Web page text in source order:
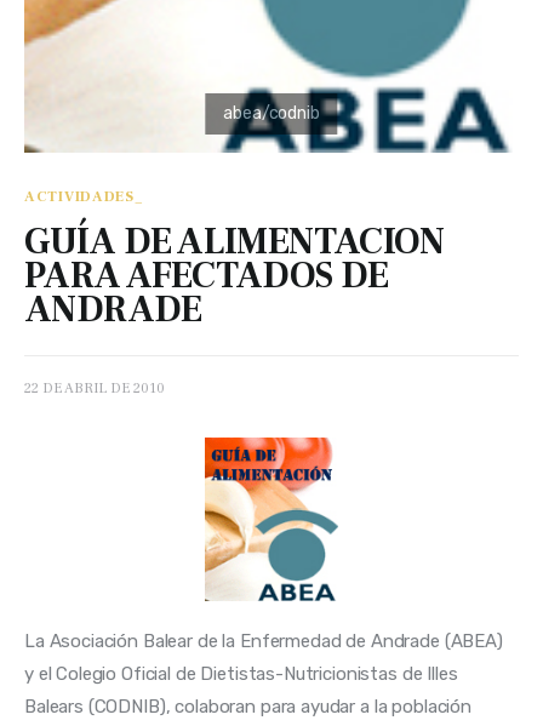
ACTIVIDADES_
GUÍA DE ALIMENTACION
PARA AFECTADOS DE
ANDRADE
22 DE ABRIL DE 2010
La Asociación Balear de la Enfermedad de Andrade (ABEA)
y el Colegio Oficial de Dietistas-Nutricionistas de Illes
Balears (CODNIB), colaboran para ayudar a la población